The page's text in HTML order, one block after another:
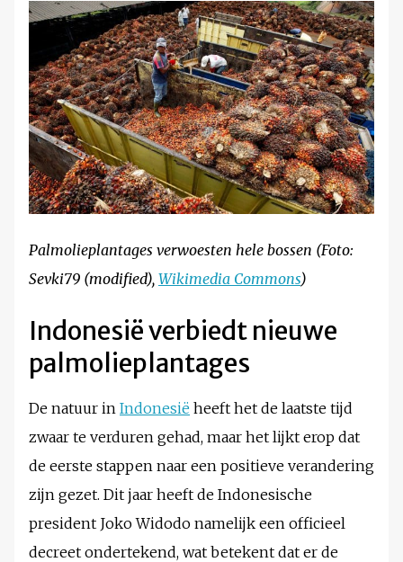
Palmolieplantages verwoesten hele bossen (Foto:
Sevki79 (modified), Wikimedia Commons)
Indonesië verbiedt nieuwe
palmolieplantages
De natuur in Indonesië heeft het de laatste tijd
zwaar te verduren gehad, maar het lijkt erop dat
de eerste stappen naar een positieve verandering
zijn gezet. Dit jaar heeft de Indonesische
president Joko Widodo namelijk een officieel
decreet ondertekend, wat betekent dat er de